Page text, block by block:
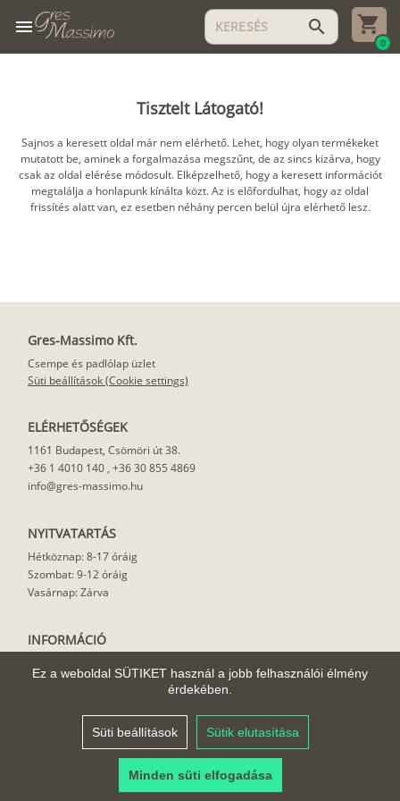
Ez a weboldal SÜTIKET használ a jobb felhasználói élmény
érdekében.
Süti beállítások Sütik elutasítása
Minden süti elfogadása
menu search
0
Tisztelt Látogató!
Sajnos a keresett oldal már nem elérhető. Lehet, hogy olyan termékeket
mutatott be, aminek a forgalmazása megszűnt, de az sincs kizárva, hogy
csak az oldal elérése módosult. Elképzelhető, hogy a keresett információt
megtalálja a honlapunk kínálta közt. Az is előfordulhat, hogy az oldal
frissítés alatt van, ez esetben néhány percen belül újra elérhető lesz.
Gres-Massimo Kft.
Csempe és padlólap üzlet
Süti beállítások (Cookie settings)
ELÉRHETŐSÉGEK
1161 Budapest, Csömöri út 38.
+36 1 4010 140 , +36 30 855 4869
info@gres-massimo.hu
NYITVATARTÁS
Hétköznap: 8-17 óráig
Szombat: 9-12 óráig
Vasárnap: Zárva
INFORMÁCIÓ
Felhasználási javaslat